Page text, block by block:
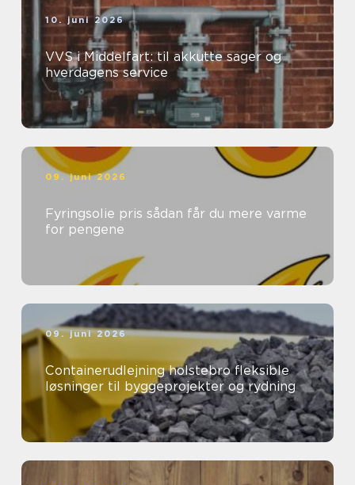
10. juni 2026
VVS i Middelfart: til akkutte sager og
hverdagens service
09. juni 2026
Fyringsolie pris sådan får du mere varme
for pengene
09. juni 2026
Containerudlejning holstebro fleksible
løsninger til byggeprojekter og rydning